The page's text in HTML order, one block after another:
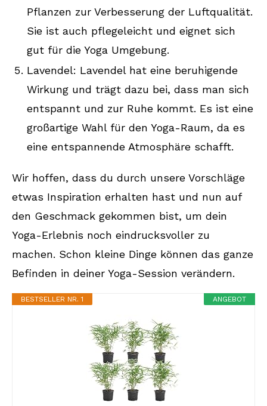
Pflanzen zur Verbesserung der Luftqualität.
Sie ist auch pflegeleicht und eignet sich
gut für die Yoga Umgebung.
Lavendel: Lavendel hat eine beruhigende
Wirkung und trägt dazu bei, dass man sich
entspannt und zur Ruhe kommt. Es ist eine
großartige Wahl für den Yoga-Raum, da es
eine entspannende Atmosphäre schafft.
Wir hoffen, dass du durch unsere Vorschläge
etwas Inspiration erhalten hast und nun auf
den Geschmack gekommen bist, um dein
Yoga-Erlebnis noch eindrucksvoller zu
machen. Schon kleine Dinge können das ganze
Befinden in deiner Yoga-Session verändern.
ANGEBOT
BESTSELLER NR. 1